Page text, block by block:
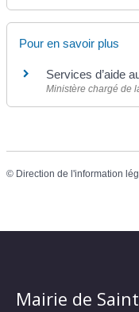
Pour en savoir plus
Services d’aide
Ministère chargé de
© Direction de l'information
Mairie de